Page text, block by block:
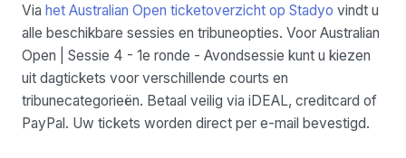
Via het Australian Open ticketoverzicht op Stadyo vindt u
alle beschikbare sessies en tribuneopties. Voor Australian
Open | Sessie 4 - 1e ronde - Avondsessie kunt u kiezen
uit dagtickets voor verschillende courts en
tribunecategorieën. Betaal veilig via iDEAL, creditcard of
PayPal. Uw tickets worden direct per e-mail bevestigd.